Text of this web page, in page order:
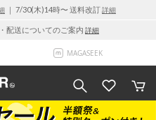
｜ 7/30(木)14時〜 送料改訂詳細
配送についてのご案内 詳細
MAGASEEK